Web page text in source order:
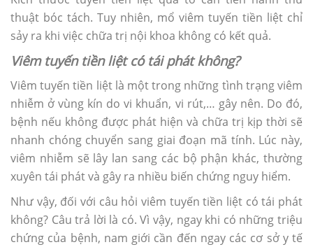
thuật bóc tách. Tuy nhiên, mổ viêm tuyến tiền liệt chỉ
sảy ra khi việc chữa trị nội khoa không có kết quả.
Viêm tuyến tiền liệt có tái phát không?
Viêm tuyến tiền liệt là một trong những tình trạng viêm
nhiễm ở vùng kín do vi khuẩn, vi rút,… gây nên. Do đó,
bệnh nếu không được phát hiện và chữa trị kịp thời sẽ
nhanh chóng chuyển sang giai đoạn mã tính. Lúc này,
viêm nhiễm sẽ lây lan sang các bộ phận khác, thường
xuyên tái phát và gây ra nhiều biến chứng nguy hiểm.
Như vậy, đối với câu hỏi viêm tuyến tiền liệt có tái phát
không? Câu trả lời là có. Vì vậy, ngay khi có những triệu
chứng của bệnh, nam giới cần đến ngay các cơ sở y tế